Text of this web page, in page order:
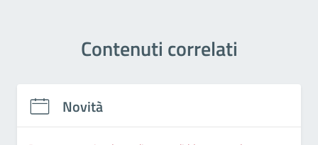
Contenuti correlati
Novità